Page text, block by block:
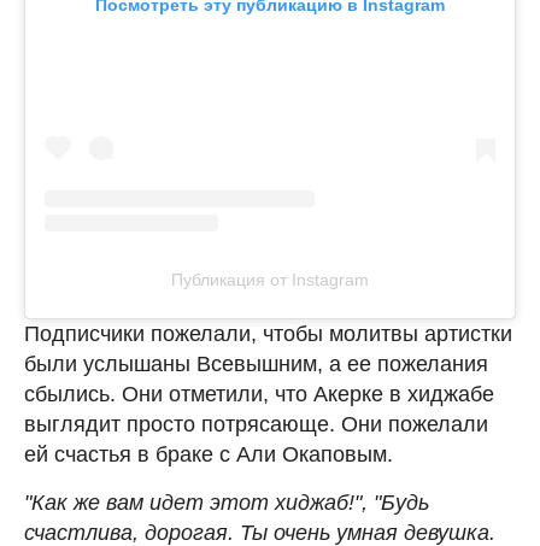
Посмотреть эту публикацию в Instagram
Публикация от Instagram
Подписчики пожелали, чтобы молитвы артистки
были услышаны Всевышним, а ее пожелания
сбылись. Они отметили, что Акерке в хиджабе
выглядит просто потрясающе. Они пожелали
ей счастья в браке с Али Окаповым.
"Как же вам идет этот хиджаб!", "Будь
счастлива, дорогая. Ты очень умная девушка.